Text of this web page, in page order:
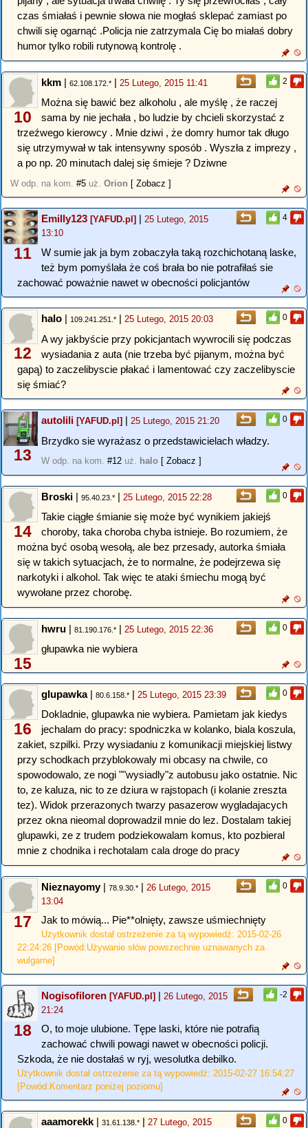
czas śmiałaś i pewnie słowa nie mogłaś sklepać zamiast po
chwili się ogarnąć .Policja nie zatrzymala Cię bo miałaś dobry
humor tylko robili rutynową kontrolę .
2
10
kkm | 62.108.172.* | 25 Lutego, 2015 11:41
Można się bawić bez alkoholu , ale myślę , że raczej
sama by nie jechała , bo ludzie by chcieli skorzystać z
trzeźwego kierowcy . Mnie dziwi , że domry humor tak długo
się utrzymywał w tak intensywny sposób . Wyszła z imprezy ,
a po np. 20 minutach dalej się śmieje ? Dziwne
W odp. na kom. #5 uż. Orion [ Zobacz ]
4
11
Emilly123 [YAFUD.pl] | 25 Lutego, 2015
13:10
W sumie jak ja bym zobaczyła taką rozchichotaną laske,
też bym pomyślała że coś brała bo nie potrafiłaś sie
zachować poważnie nawet w obecności policjantów
0
12
halo | 109.241.251.* | 25 Lutego, 2015 20:03
A wy jakbyście przy pokicjantach wywrocili się podczas
wysiadania z auta (nie trzeba być pijanym, można być
gapą) to zaczelibyscie płakać i lamentować czy zaczelibyscie
się śmiać?
0
13
autolili [YAFUD.pl] | 25 Lutego, 2015 21:20
Brzydko sie wyrażasz o przedstawicielach władzy.
W odp. na kom. #12 uż. halo [ Zobacz ]
0
14
Broski | 95.40.23.* | 25 Lutego, 2015 22:28
Takie ciągłe śmianie się może być wynikiem jakiejś
choroby, taka choroba chyba istnieje. Bo rozumiem, że
można być osobą wesołą, ale bez przesady, autorka śmiała
się w takich sytuacjach, że to normalne, że podejrzewa się
narkotyki i alkohol. Tak więc te ataki śmiechu mogą być
wywołane przez chorobę.
0
15
hwru | 81.190.176.* | 25 Lutego, 2015 22:36
głupawka nie wybiera
0
16
glupawka| 80.6.158.* | 25 Lutego, 2015 23:39
Dokladnie, glupawka nie wybiera. Pamietam jak kiedys
jechalam do pracy: spodniczka w kolanko, biala koszula,
zakiet, szpilki. Przy wysiadaniu z komunikacji miejskiej listwy
przy schodkach przyblokowaly mi obcasy na chwile, co
spowodowalo, ze nogi ""wysiadly"z autobusu jako ostatnie. Nic
to, ze kaluza, nic to ze dziura w rajstopach (i kolanie zreszta
tez). Widok przerazonych twarzy pasazerow wygladajacych
przez okna nieomal doprowadzil mnie do lez. Dostalam takiej
glupawki, ze z trudem podziekowalam komus, kto pozbieral
mnie z chodnika i rechotalam cala droge do pracy
0
17
Nieznayomy| 78.9.30.* | 26 Lutego, 2015
13:04
Jak to mówią... Pie**olnięty, zawsze uśmiechnięty
Użytkownik dostał ostrzeżenie za tą wypowiedź: 2015-02-26
22:24:26 [Powód:Używanie słów powszechnie uznawanych za
wulgarne]
-2
18
Nogisofiloren [YAFUD.pl] | 26 Lutego, 2015
21:24
O, to moje ulubione. Tępe laski, które nie potrafią
zachować chwili powagi nawet w obecności policji.
Szkoda, że nie dostałaś w ryj, wesolutka debilko.
Użytkownik dostał ostrzeżenie za tą wypowiedź: 2015-02-27 16:54:27
[Powód:Komentarz poniżej poziomu]
0
aaamorekk | 31.61.138.* | 27 Lutego, 2015